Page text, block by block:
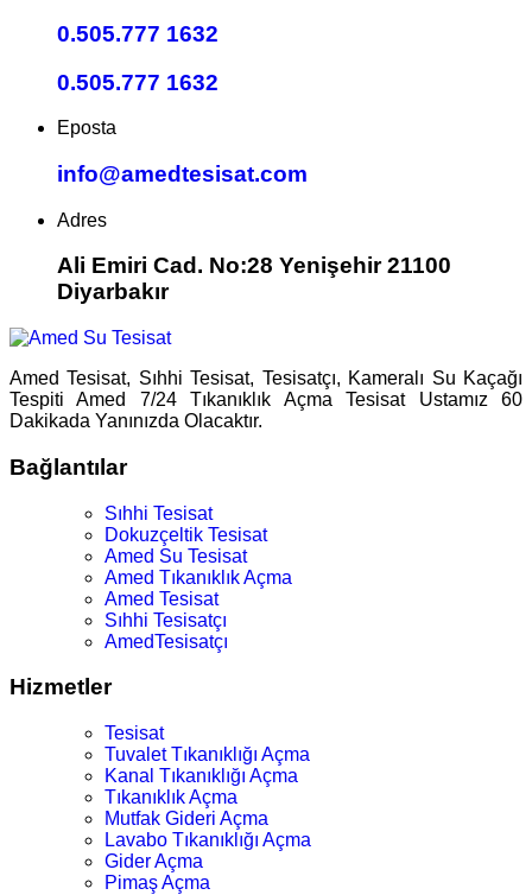
0.505.777 1632
0.505.777 1632
Eposta
info@amedtesisat.com
Adres
Ali Emiri Cad. No:28 Yenişehir 21100
Diyarbakır
Amed Tesisat, Sıhhi Tesisat, Tesisatçı, Kameralı Su Kaçağı
Tespiti Amed 7/24 Tıkanıklık Açma Tesisat Ustamız 60
Dakikada Yanınızda Olacaktır.
Bağlantılar
Sıhhi Tesisat
Dokuzçeltik Tesisat
Amed Su Tesisat
Amed Tıkanıklık Açma
Amed Tesisat
Sıhhi Tesisatçı
AmedTesisatçı
Hizmetler
Tesisat
Tuvalet Tıkanıklığı Açma
Kanal Tıkanıklığı Açma
Tıkanıklık Açma
Mutfak Gideri Açma
Lavabo Tıkanıklığı Açma
Gider Açma
Pimaş Açma